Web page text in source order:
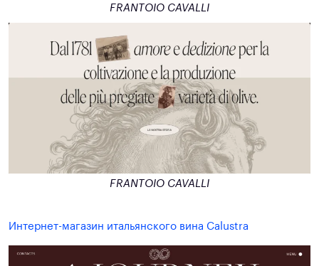
FRANTOIO CAVALLI
FRANTOIO CAVALLI
Интернет-магазин итальянского вина Calustra